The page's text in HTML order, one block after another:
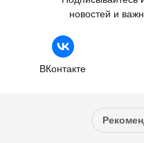
новостей и
ВКонтакте